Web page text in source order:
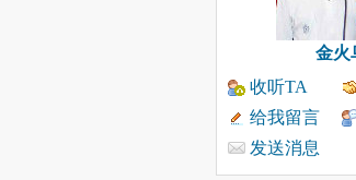
金火
收听TA
给我留言
发送消息